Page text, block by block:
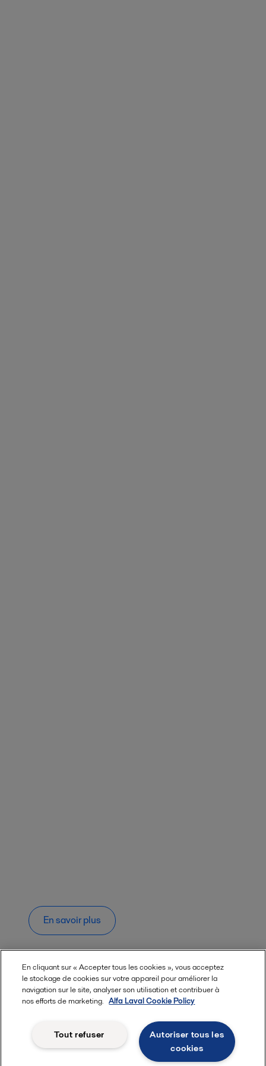
En savoir plus
Réduisez votre temps de
nettoyage pour produire
davantage de boissons
En cliquant sur « Accepter tous les cookies », vous acceptez
le stockage de cookies sur votre appareil pour améliorer la
navigation sur le site, analyser son utilisation et contribuer à
nos efforts de marketing. Alfa Laval Cookie Policy
Autoriser tous les
cookies
Tout refuser